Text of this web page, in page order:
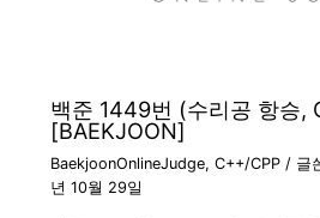
백준 1449번 (수리공 항승,
[BAEKJOON]
BaekjoonOnlineJudge, C++/CPP/ 글
년 10월 29일